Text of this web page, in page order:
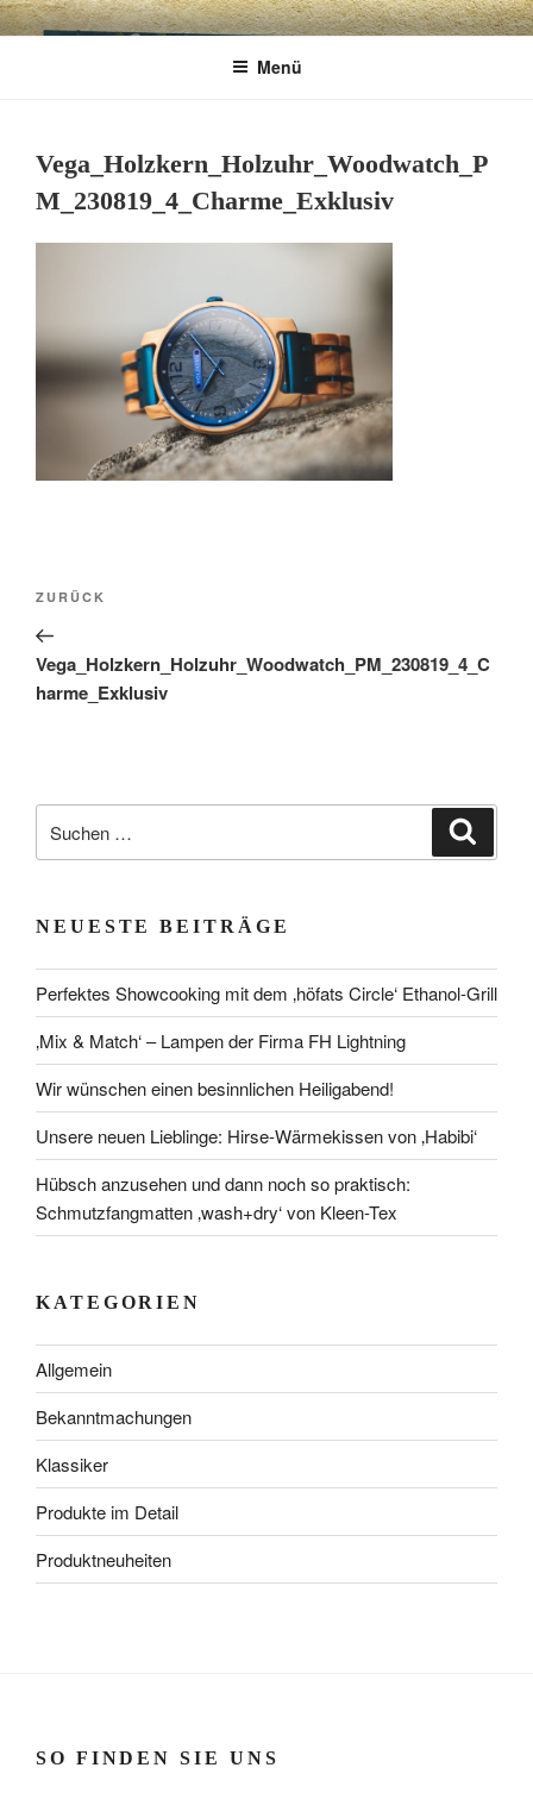
Zum
InhaltCHARME
Geschenkartikel & Kunstobjekte in Bad
Menü
Vega_Holzkern_Holzuhr_Woodwatch_P
M_230819_4_Charme_Exklusiv
Beitragsnavigation
Vorheriger
Beitrag
ZURÜCK
Vega_Holzkern_Holzuhr_Woodwatch_PM_230819_4_C
harme_Exklusiv
nach:
NEUESTE BEITRÄGE
Perfektes Showcooking mit dem ‚höfats Circle‘ Ethanol-Grill
‚Mix & Match‘ – Lampen der Firma FH Lightning
Wir wünschen einen besinnlichen Heiligabend!
Unsere neuen Lieblinge: Hirse-Wärmekissen von ‚Habibi‘
Hübsch anzusehen und dann noch so praktisch:
Schmutzfangmatten ‚wash+dry‘ von Kleen-Tex
KATEGORIEN
Allgemein
Bekanntmachungen
Klassiker
Produkte im Detail
Produktneuheiten
SO FINDEN SIE UNS